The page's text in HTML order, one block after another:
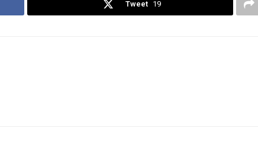
Tweet 19